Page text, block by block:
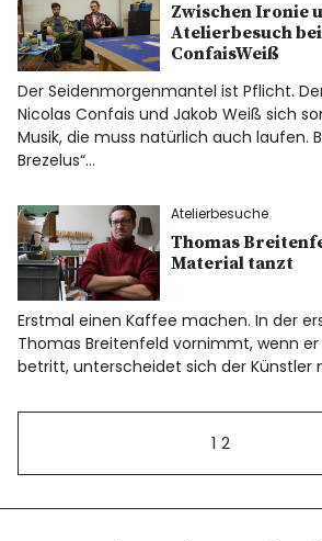
Zwischen Ironie
Atelierbesuch
ConfaisWeiß
Der Seidenmorgenmantel ist Pflicht.
Nicolas Confais und Jakob Weiß sich
Musik, die muss natürlich auch laufen.
Brezelus“…
Atelierbesuche
Thomas
Material tanzt
Erstmal einen Kaffee machen. In der
Thomas Breitenfeld vornimmt, wenn
betritt, unterscheidet sich der Künstler
1 2